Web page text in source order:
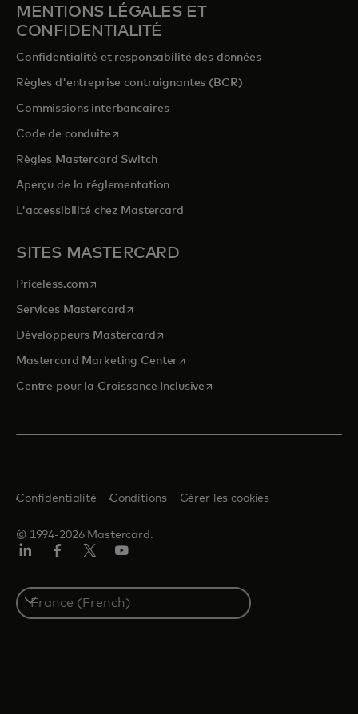
MENTIONS LÉGALES ET
CONFIDENTIALITÉ
Confidentialité et responsabilité des données
Règles d'entreprise contraignantes (BCR)
Commissions interbancaires
Code de conduites’ouvre dans un nouvel onglet
Règles Mastercard Switch
Aperçu de la réglementation
L'accessibilité chez Mastercard
SITES MASTERCARD
Priceless.com s’ouvre dans un nouvel onglet
Services Mastercard s’ouvre dans un nouvel onglet
Développeurs Mastercards’ouvre dans un nouvel onglet
Mastercard Marketing Centers’ouvre dans un nouvel onglet
Centre pour la Croissance Inclusive s’ouvre dans un nouvel
© 1994-2026 Mastercard.
Confidentialité Conditions Gérer les cookies
Select
a
country